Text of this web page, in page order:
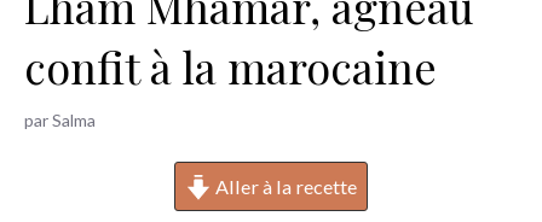
h
r
confit à la marocaine
parSalma
Aller à la recette